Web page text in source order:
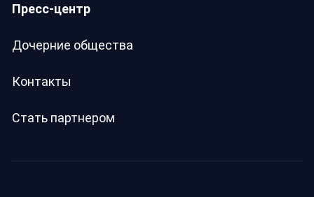
Пресс-центр
Дочерние общества
Контакты
Стать партнером